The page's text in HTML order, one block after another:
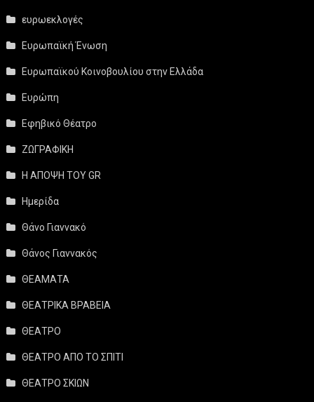
ευρωεκλογές
Ευρωπαϊκή Ένωση
Ευρωπαϊκού Κοινοβουλίου στην Ελλάδα
Ευρώπη
Εφηβικό Θέατρο
ΖΩΓΡΑΦΙΚΗ
Η ΑΠΟΨΗ ΤΟΥ GR
Ημερίδα
Θάνο Γιαννακό
Θάνος Γιαννακός
ΘΕΑΜΑΤΑ
ΘΕΑΤΡΙΚΑ ΒΡΑΒΕΙΑ
ΘΕΑΤΡΟ
ΘΕΑΤΡΟ ΑΠΟ ΤΟ ΣΠΙΤΙ
ΘΕΑΤΡΟ ΣΚΙΩΝ